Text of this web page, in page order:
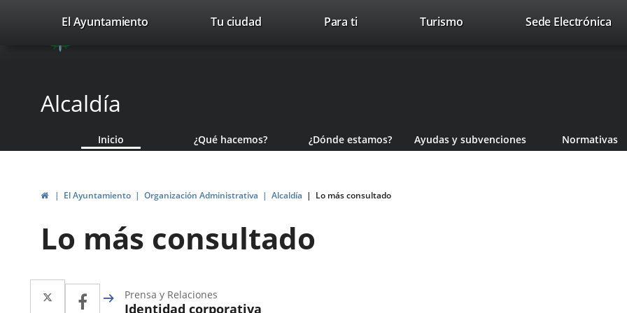
Portal
Web
Ayuntamiento
Valladolid
avaTop Trabaja con nosotros Contacto
valladolid.es
El Ayuntamiento Tu ciudad Para ti TurismoEste
Sede Electrónica
Alcaldía
Inicio ¿Qué hacemos? ¿Dónde estamos? Ayudas y subvenciones Normativas
InicioEl Ayuntamiento Organización Administrativa Alcaldía Lo más consultado
Lo más consultado
Twitter
EnlaceFacebook
Enlace
Identidad corporativa
Prensa y Relaciones